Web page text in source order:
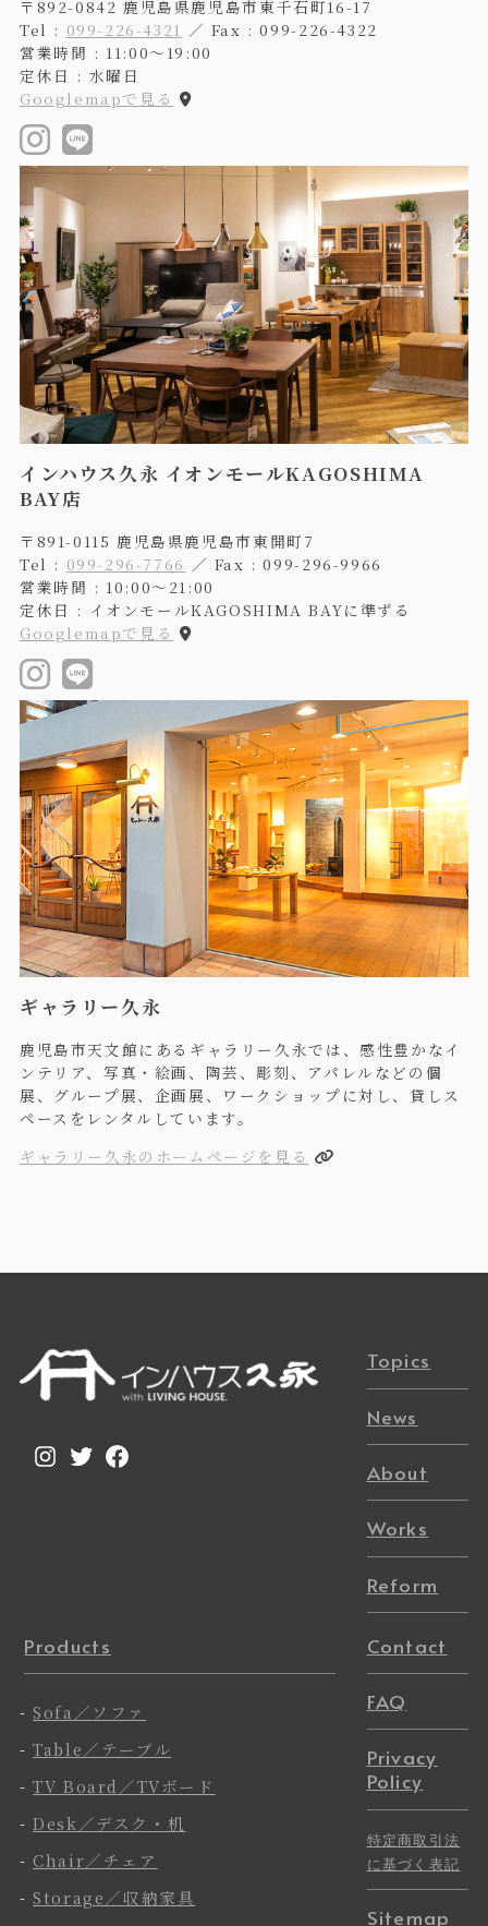
〒892-0842 鹿児島県鹿児島市東千石町16-17
Tel : 099-226-4321 ／ Fax : 099-226-4322
営業時間 : 11:00〜19:00
定休日 : 水曜日
Googlemapで見る
インハウス久永 イオンモールKAGOSHIMA
BAY店
〒891-0115 鹿児島県鹿児島市東開町7
Tel : 099-296-7766 ／ Fax : 099-296-9966
営業時間 : 10:00〜21:00
定休日 : イオンモールKAGOSHIMA BAYに準ずる
Googlemapで見る
ギャラリー久永
鹿児島市天文館にあるギャラリー久永では、感性豊かなイ
ンテリア、写真・絵画、陶芸、彫刻、アパレルなどの個
展、グループ展、企画展、ワークショップに対し、貸しス
ペースをレンタルしています。
ギャラリー久永のホームページを見る
Instagram
TwitterFacebook
Topics
News
About
Works
Reform
Products
-Sofa／ソファ
-Table／テーブル
-TV Board／TVボード
-Desk／デスク・机
- Chair／チェア
-Storage／収納家具
Contact
FAQ
Privacy
Policy
特定商取引法
に基づく表記
Sitemap